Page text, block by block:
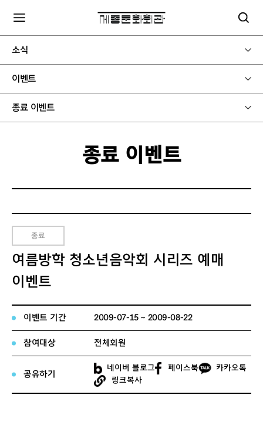
소식
이벤트
종료 이벤트
종료 이벤트
종료
여름방학 청소년음악회 시리즈 예매
이벤트
이벤트 기간 2009-07-15 ~ 2009-08-22
참여대상 전체회원
공유하기
네이버 블로그 페이스북
카카오톡
링크복사